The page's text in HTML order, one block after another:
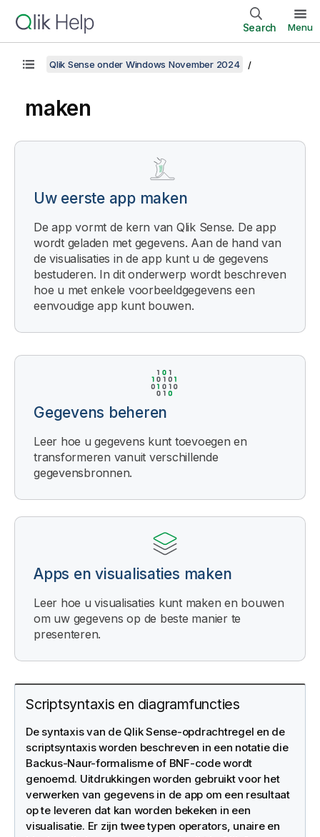
Search Menu
Qlik Sense onder Windows November 2024
maken
Uw eerste app maken
De app vormt de kern van Qlik Sense. De app
wordt geladen met gegevens. Aan de hand van
de visualisaties in de app kunt u de gegevens
bestuderen. In dit onderwerp wordt beschreven
hoe u met enkele voorbeeldgegevens een
eenvoudige app kunt bouwen.
Gegevens beheren
Leer hoe u gegevens kunt toevoegen en
transformeren vanuit verschillende
gegevensbronnen.
Apps en visualisaties maken
Leer hoe u visualisaties kunt maken en bouwen
om uw gegevens op de beste manier te
presenteren.
Scriptsyntaxis en diagramfuncties
De syntaxis van de Qlik Sense-opdrachtregel en de
scriptsyntaxis worden beschreven in een notatie die
Backus-Naur-formalisme of BNF-code wordt
genoemd. Uitdrukkingen worden gebruikt voor het
verwerken van gegevens in de app om een resultaat
op te leveren dat kan worden bekeken in een
visualisatie. Er zijn twee typen operators, unaire en